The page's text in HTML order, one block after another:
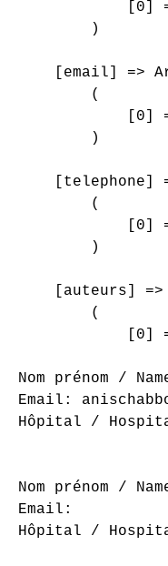
[0]
        )
[email] =>
        (
[0]
        )
[telephone]
        (
[0]
        )
[auteurs] =>
        (
[0]
Nom prénom /
Email:
Hôpital /
Nom prénom /
Email:
Hôpital /